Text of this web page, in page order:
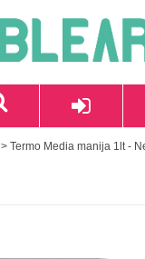
> Termo Media manija 1lt -